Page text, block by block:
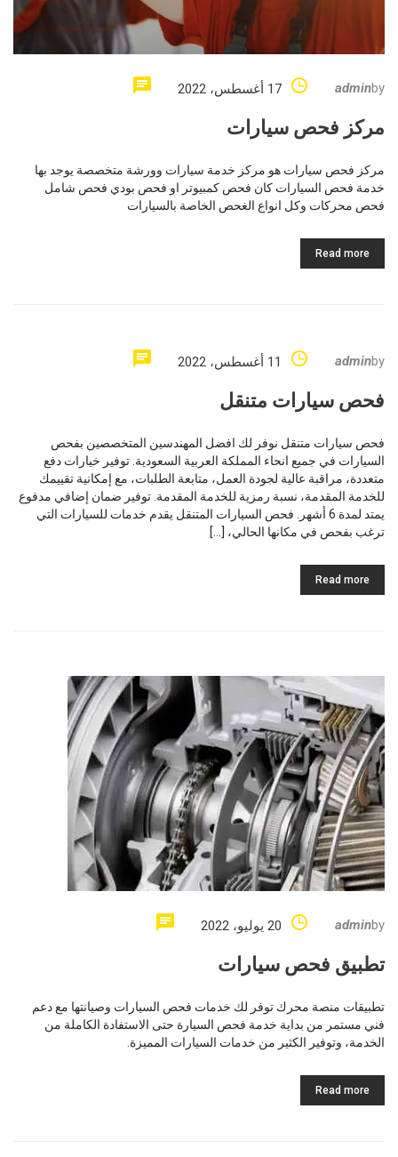
by
admin 17 أغسطس، 2022
مركز فحص سيارات
مركز فحص سيارات هو مركز خدمة سيارات وورشة متخصصة يوجد بها
خدمة فحص السيارات كان فحص كمبيوتر او فحص بودي فحص شامل
فحص محركات وكل انواع الغحص الخاصة بالسيارات
Read more
by
admin 11 أغسطس، 2022
فحص سيارات متنقل
فحص سيارات متنقل نوفر لك افضل المهندسين المتخصصين بفحص
السيارات في جميع انحاء المملكة العربية السعودية. توفير خيارات دفع
متعددة، مراقبة عالية لجودة العمل، متابعة الطلبات، مع إمكانية تقييمك
للخدمة المقدمة، نسبة رمزية للخدمة المقدمة. توفير ضمان إضافي مدفوع
يمتد لمدة 6 أشهر. فحص السيارات المتنقل يقدم خدمات للسيارات التي
ترغب بفحص في مكانها الحالي، […]
Read more
by
admin 20 يوليو، 2022
تطبيق فحص سيارات
تطبيقات منصة محرك توفر لك خدمات فحص السيارات وصيانتها مع دعم
فني مستمر من بداية خدمة فحص السيارة حتى الاستفادة الكاملة من
الخدمة، وتوفير الكثير من خدمات السيارات المميزة.
Read more